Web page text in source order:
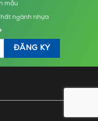
mẫu
ngành nhựa